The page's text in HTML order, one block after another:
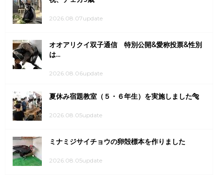
2026.08.07update
オオアリクイ双子通信 特別公開&愛称投票&性別
は...
2026.08.06update
夏休み宿題教室（５・６年生）を実施しました🐅
2026.08.05update
ミナミジサイチョウの卵殻標本を作りました
2026.08.05update